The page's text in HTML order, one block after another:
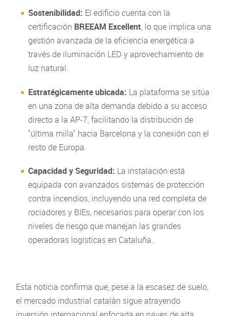
Sostenibilidad: El edificio cuenta con la
certificación BREEAM Excellent, lo que implica una
gestión avanzada de la eficiencia energética a
través de iluminación LED y aprovechamiento de
luz natural.
Estratégicamente ubicada: La plataforma se sitúa
en una zona de alta demanda debido a su acceso
directo a la AP-7, facilitando la distribución de
"última milla" hacia Barcelona y la conexión con el
resto de Europa.
Capacidad y Seguridad: La instalación está
equipada con avanzados sistemas de protección
contra incendios, incluyendo una red completa de
rociadores y BIEs, necesarios para operar con los
niveles de riesgo que manejan las grandes
operadoras logísticas en Cataluña.
Esta noticia confirma que, pese a la escasez de suelo,
el mercado industrial catalán sigue atrayendo